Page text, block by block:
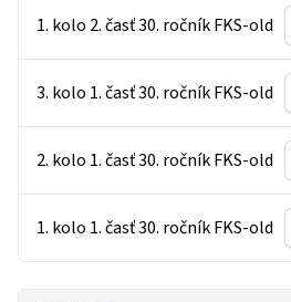
1. kolo 2. časť 30. ročník FKS-old
3. kolo 1. časť 30. ročník FKS-old
2. kolo 1. časť 30. ročník FKS-old
1. kolo 1. časť 30. ročník FKS-old